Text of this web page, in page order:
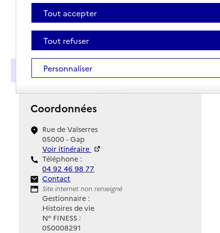
Présentation
Coordonnées
Rue de Valserres
05000 - Gap
Voir itinéraire
Téléphone :
04 92 46 98 77
Contact
Contact
Site Internet
Site internet non renseigné
Gestionnaire :
Histoires de vie
N° FINESS :
050008291
Tout accepter
Tout refuser
Personnaliser